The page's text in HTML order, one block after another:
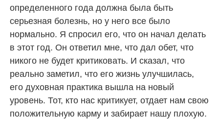
определенного года должна была быть
серьезная болезнь, но у него все было
нормально. Я спросил его, что он начал делать
в этот год. Он ответил мне, что дал обет, что
никого не будет критиковать. И сказал, что
реально заметил, что его жизнь улучшилась,
его духовная практика вышла на новый
уровень. Тот, кто нас критикует, отдает нам свою
положительную карму и забирает нашу плохую.